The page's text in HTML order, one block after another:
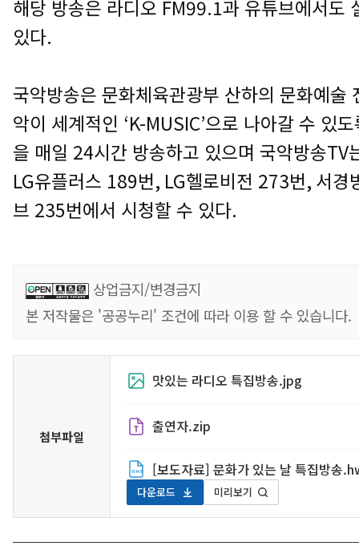
해당 방송은 라디오 FM99.1과 유튜브에서도
있다.
국악방송은 문화체육관광부 산하의 문화예술
악이 세계적인 ‘K-MUSIC’으로 나아갈 수 있
을 매일 24시간 방송하고 있으며국악방송TV
LG유플러스 189번, LG헬로비전 273번, 서경
브 235번에서 시청할 수 있다.
상업금지/변경금지
본 저작물은 '공공누리' 조건에 따라 이용 할 수 있습니다.
첨부파일
맛있는 라디오 특집방송.jpg
출연자.zip
[보도자료] 문화가 있는 날 특집방송
다운로드 미리보기